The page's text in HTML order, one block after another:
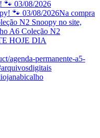
🐾 03/08/2026